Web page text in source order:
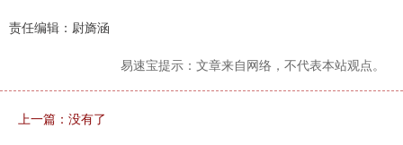
责任编辑：尉旖涵
易速宝提示：文章来自网络，不代表本站观点。
上一篇：没有了